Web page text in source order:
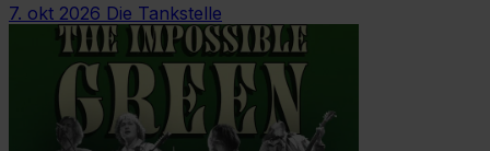
7. okt 2026 Die Tankstelle